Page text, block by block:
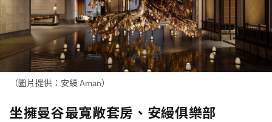
（圖片提供：安縵 Aman）
坐擁曼谷最寬敞套房、安縵俱樂部